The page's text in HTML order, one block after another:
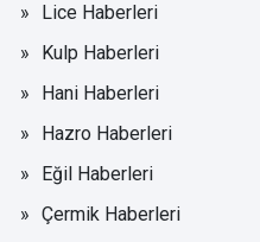
Lice Haberleri
Kulp Haberleri
Hani Haberleri
Hazro Haberleri
Eğil Haberleri
Çermik Haberleri